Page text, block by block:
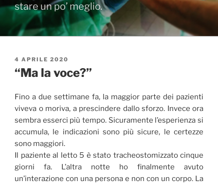
stare un po’ meglio.
PUBBLICATO
IL
4 APRILE 2020
“Ma la voce?”
Fino a due settimane fa, la maggior parte dei pazienti
viveva o moriva, a prescindere dallo sforzo. Invece ora
sembra esserci più tempo. Sicuramente l’esperienza si
accumula, le indicazioni sono più sicure, le certezze
sono maggiori.
Il paziente al letto 5 è stato tracheostomizzato cinque
giorni fa. L’altra notte ho finalmente avuto
un’interazione con una persona e non con un corpo. La